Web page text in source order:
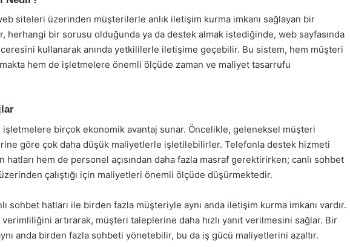
siteleri üzerinden müşterilerle anlık iletişim kurma imkanı sağlayan bir
herhangi bir sorusu olduğunda ya da destek almak istediğinde, web sayfasında
kullanarak anında yetkililerle iletişime geçebilir. Bu sistem, hem müşteri
hem de işletmelere önemli ölçüde zaman ve maliyet tasarrufu
işletmelere birçok ekonomik avantaj sunar. Öncelikle, geleneksel müşteri
göre çok daha düşük maliyetlerle işletilebilirler. Telefonla destek hizmeti
hatları hem de personel açısından daha fazla masraf gerektirirken; canlı sohbet
çalıştığı için maliyetleri önemli ölçüde düşürmektedir.
sohbet hatları ile birden fazla müşteriyle aynı anda iletişim kurma imkanı vardır.
artırarak, müşteri taleplerine daha hızlı yanıt verilmesini sağlar. Bir
anda birden fazla sohbeti yönetebilir, bu da iş gücü maliyetlerini azaltır.